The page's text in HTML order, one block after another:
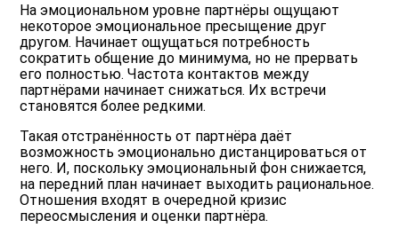
На эмоциональном уровне партнёры ощущают
некоторое эмоциональное пресыщение друг
другом. Начинает ощущаться потребность
сократить общение до минимума, но не прервать
его полностью. Частота контактов между
партнёрами начинает снижаться. Их встречи
становятся более редкими.
Такая отстранённость от партнёра даёт
возможность эмоционально дистанцироваться от
него. И, поскольку эмоциональный фон снижается,
на передний план начинает выходить рациональное.
Отношения входят в очередной кризис
переосмысления и оценки партнёра.